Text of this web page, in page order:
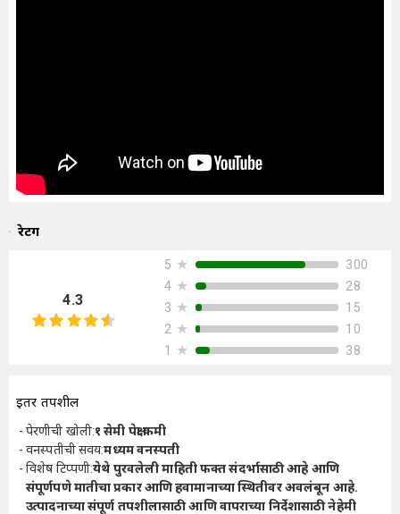
रेटिंग
4.3
5 ★
300
4 ★
28
3 ★
15
2 ★
10
1
★ 38
इतर तपशील
पेरणीची खोली:१ सेमी पेक्षा कमी
वनस्पतीची सवय:मध्यम वनस्पती
विशेष टिप्पणी:येथे पुरवलेली माहिती फक्त संदर्भासाठी आहे आणि
संपूर्णपणे मातीचा प्रकार आणि हवामानाच्या स्थितीवर अवलंबून आहे.
उत्पादनाच्या संपूर्ण तपशीलासाठी आणि वापराच्या निर्देशासाठी नेहेमी